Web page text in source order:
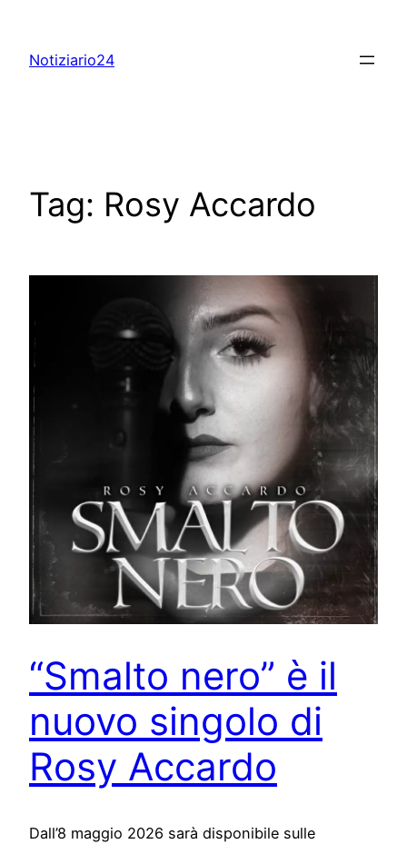
content
Notiziario24
Tag: Rosy Accardo
“Smalto nero” è il
nuovo singolo di
Rosy Accardo
Dall’8 maggio 2026 sarà disponibile sulle